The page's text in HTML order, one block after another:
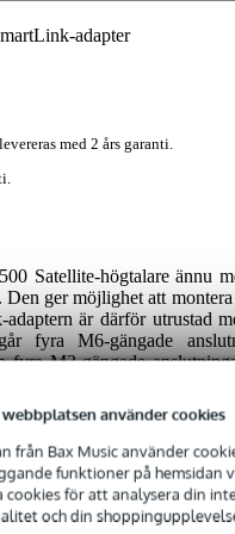
webbplatsen använder cookies
från Bax Music använder
funktioner på hemsidan
cookies för att analysera din
och din
adapter
med 2 års garanti.
Satellite-högtalare ännu
ger möjlighet att
är därför utrustad
fyra M6-gängade
fyra M3-gängade
med Phoenix- och
tillverkad av robust